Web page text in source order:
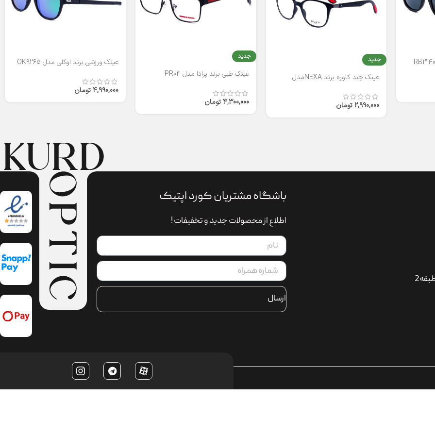
جدید
عینک چند کاوره برند NEXAمدل
2,990,000 تومان
جدید
عینک طبی برند پرادا مدل PR04
4,300,000 تومان
عینک ورزشی برند اوکلی مدل OK9265
4,990,000 تومان
باشگاه مشتریان کورد اپتیک
اطلاع از محصولات جدید و تخفیفات !
ارسال